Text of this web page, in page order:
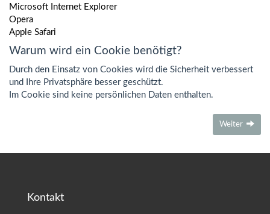
Microsoft Internet Explorer
Opera
Apple Safari
Warum wird ein Cookie benötigt?
Durch den Einsatz von Cookies wird die Sicherheit verbessert
und Ihre Privatsphäre besser geschützt.
Im Cookie sind keine persönlichen Daten enthalten.
Weiter
Kontakt